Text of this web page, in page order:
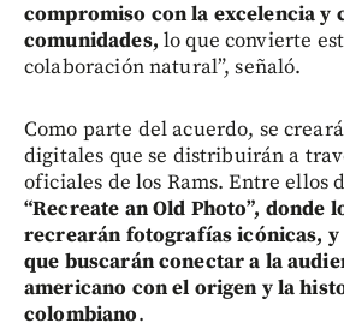
compromiso con la excelencia y
comunidades, lo que convierte
colaboración natural”, señaló.
Como parte del acuerdo, se
digitales que se distribuirán a
oficiales de los Rams. Entre ellos
“Recreate an Old Photo”, donde
recrearán fotografías icónicas, y
que buscarán conectar a la
americano con el origen y la
colombiano.